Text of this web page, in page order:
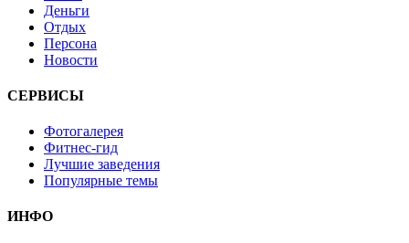
Деньги
Отдых
Персона
Новости
СЕРВИСЫ
Фотогалерея
Фитнес-гид
Лучшие заведения
Популярные темы
ИНФО